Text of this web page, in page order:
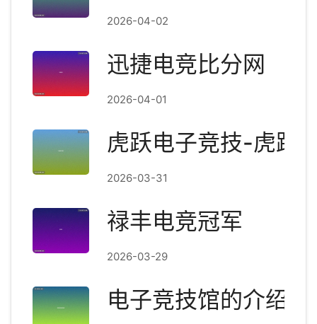
2026-04-02
迅捷电竞比分网
2026-04-01
虎跃电子竞技-虎跃
2026-03-31
禄丰电竞冠军
2026-03-29
电子竞技馆的介绍